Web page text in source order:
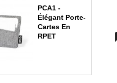
PCA1 -
Élégant Porte-
Cartes En
RPET